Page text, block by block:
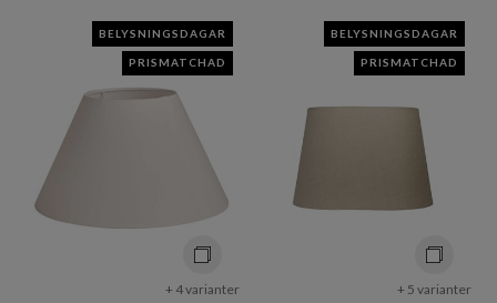
BELYSNINGSDAGAR
PRISMATCHAD
+ 4 varianter
BELYSNINGSDAGAR
PRISMATCHAD
+ 5 varianter